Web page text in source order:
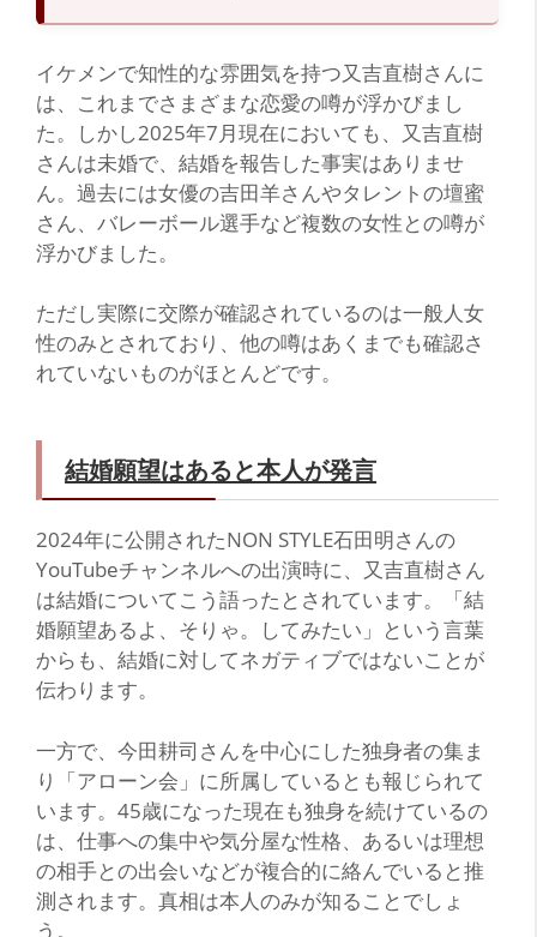
イケメンで知性的な雰囲気を持つ又吉直樹さんに
は、これまでさまざまな恋愛の噂が浮かびまし
た。しかし2025年7月現在においても、又吉直樹
さんは未婚で、結婚を報告した事実はありませ
ん。過去には女優の吉田羊さんやタレントの壇蜜
さん、バレーボール選手など複数の女性との噂が
浮かびました。
ただし実際に交際が確認されているのは一般人女
性のみとされており、他の噂はあくまでも確認さ
れていないものがほとんどです。
結婚願望はあると本人が発言
2024年に公開されたNON STYLE石田明さんの
YouTubeチャンネルへの出演時に、又吉直樹さん
は結婚についてこう語ったとされています。「結
婚願望あるよ、そりゃ。してみたい」という言葉
からも、結婚に対してネガティブではないことが
伝わります。
一方で、今田耕司さんを中心にした独身者の集ま
り「アローン会」に所属しているとも報じられて
います。45歳になった現在も独身を続けているの
は、仕事への集中や気分屋な性格、あるいは理想
の相手との出会いなどが複合的に絡んでいると推
測されます。真相は本人のみが知ることでしょ
う。